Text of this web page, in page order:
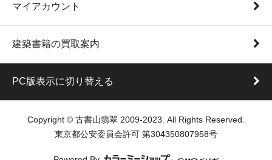
マイアカウント
建築書籍の買取案内
PC版表示に切り替える
Copyright © 古書山翡翠 2009-2023. All Rights Reserved.
東京都公安委員会許可 第304350807958号